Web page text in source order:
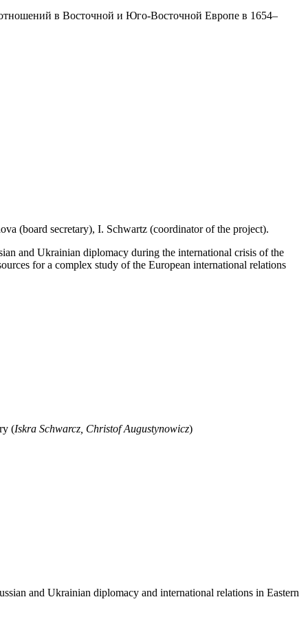
в Восточной и Юго-Восточной Европе в 1654–
(board secretary), I. Schwartz (coordinator of the project).
and Ukrainian diplomacy during the international crisis of the
for a complex study of the European international relations
(Iskra Schwarcz, Christof Augustynowicz)
and Ukrainian diplomacy and international relations in Eastern